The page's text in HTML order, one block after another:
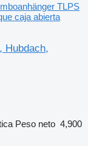
TLPS
caja abierta
Hubdach,
Peso neto 4,900